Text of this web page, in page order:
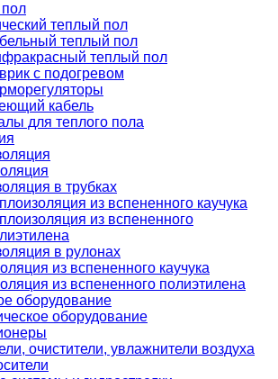
теплый пол
теплый пол
теплый пол
с подогревом
кабель
для теплого пола
в трубках
из вспененного каучука
из вспененного
в рулонах
из вспененного каучука
из вспененного полиэтилена
оборудование
оборудование
очистители, увлажнители воздуха